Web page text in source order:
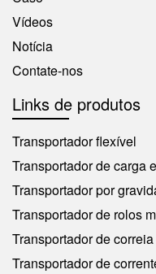
Vídeos
Notícia
Contate-nos
Links de produtos
Transportador flexível
Transportador de carga
Transportador por
Transportador de rolos
Transportador de correia
Transportador de